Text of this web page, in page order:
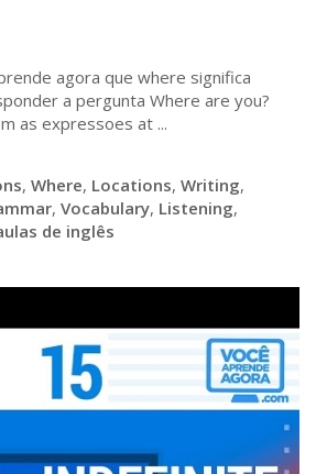
agora que where significa
a pergunta Where are you?
as expressoes at ...
, Where, Locations, Writing,
, Vocabulary, Listening,
de inglês